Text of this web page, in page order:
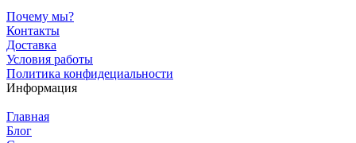
Почему мы?
Контакты
Доставка
Условия работы
Политика конфидециальности
Информация
Главная
Блог